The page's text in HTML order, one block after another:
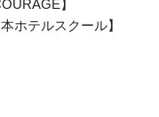
】
ホテルスクール】